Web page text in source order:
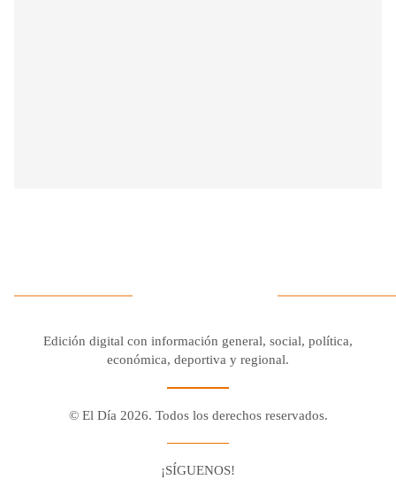
Edición digital con información general, social, política,
económica, deportiva y regional.
© El Día 2026. Todos los derechos reservados.
¡SÍGUENOS!